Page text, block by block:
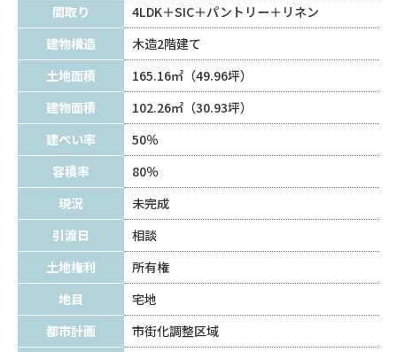
間取り
4LDK＋SIC＋パントリー＋リネン
建物構造
木造2階建て
土地面積
165.16㎡（49.96坪）
建物面積
102.26㎡（30.93坪）
建ぺい率
50％
容積率
80％
現況
未完成
引渡日
相談
土地権利
所有権
地目
宅地
都市計画
市街化調整区域